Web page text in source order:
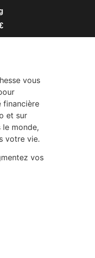
vous
financière
et sur
le monde,
votre vie.
vos